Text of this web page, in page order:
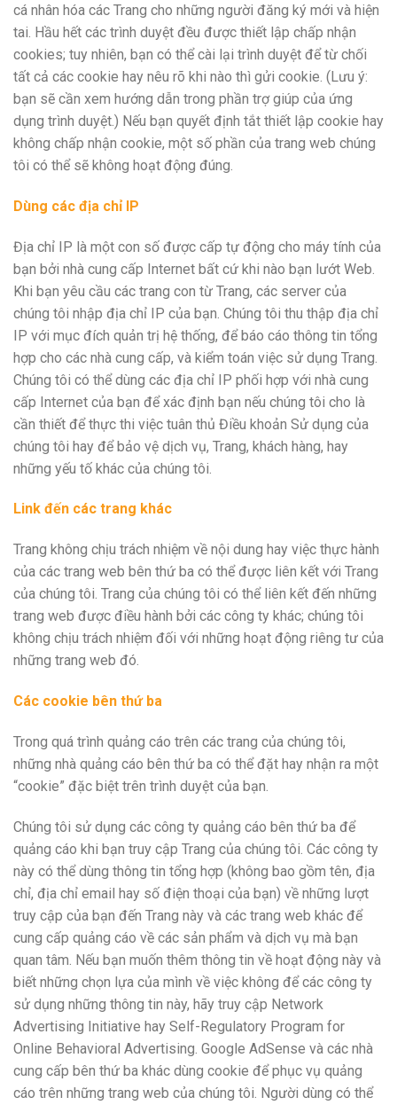
cá nhân hóa các Trang cho những người đăng ký mới và hiện
tai. Hầu hết các trình duyệt đều được thiết lập chấp nhận
cookies; tuy nhiên, bạn có thể cài lại trình duyệt để từ chối
tất cả các cookie hay nêu rõ khi nào thì gửi cookie. (Lưu ý:
bạn sẽ cần xem hướng dẫn trong phần trợ giúp của ứng
dụng trình duyệt.) Nếu bạn quyết định tắt thiết lập cookie hay
không chấp nhận cookie, một số phần của trang web chúng
tôi có thể sẽ không hoạt động đúng.
Dùng các địa chỉ IP
Địa chỉ IP là một con số được cấp tự động cho máy tính của
bạn bởi nhà cung cấp Internet bất cứ khi nào bạn lướt Web.
Khi bạn yêu cầu các trang con từ Trang, các server của
chúng tôi nhập địa chỉ IP của bạn. Chúng tôi thu thập địa chỉ
IP với mục đích quản trị hệ thống, để báo cáo thông tin tổng
hợp cho các nhà cung cấp, và kiểm toán việc sử dụng Trang.
Chúng tôi có thể dùng các địa chỉ IP phối hợp với nhà cung
cấp Internet của bạn để xác định bạn nếu chúng tôi cho là
cần thiết để thực thi việc tuân thủ Điều khoản Sử dụng của
chúng tôi hay để bảo vệ dịch vụ, Trang, khách hàng, hay
những yếu tố khác của chúng tôi.
Link đến các trang khác
Trang không chịu trách nhiệm về nội dung hay việc thực hành
của các trang web bên thứ ba có thể được liên kết với Trang
của chúng tôi. Trang của chúng tôi có thể liên kết đến những
trang web được điều hành bởi các công ty khác; chúng tôi
không chịu trách nhiệm đối với những hoạt động riêng tư của
những trang web đó.
Các cookie bên thứ ba
Trong quá trình quảng cáo trên các trang của chúng tôi,
những nhà quảng cáo bên thứ ba có thể đặt hay nhận ra một
“cookie” đặc biệt trên trình duyệt của bạn.
Chúng tôi sử dụng các công ty quảng cáo bên thứ ba để
quảng cáo khi bạn truy cập Trang của chúng tôi. Các công ty
này có thể dùng thông tin tổng hợp (không bao gồm tên, địa
chỉ, địa chỉ email hay số điện thoại của bạn) về những lượt
truy cập của bạn đến Trang này và các trang web khác để
cung cấp quảng cáo về các sản phẩm và dịch vụ mà bạn
quan tâm. Nếu bạn muốn thêm thông tin về hoạt động này và
biết những chọn lựa của mình về việc không để các công ty
sử dụng những thông tin này, hãy truy cập Network
Advertising Initiative hay Self-Regulatory Program for
Online Behavioral Advertising. Google AdSense và các nhà
cung cấp bên thứ ba khác dùng cookie để phục vụ quảng
cáo trên những trang web của chúng tôi. Người dùng có thể